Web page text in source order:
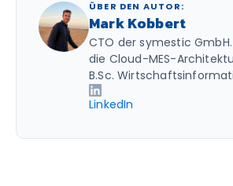
ÜBER DEN AUTOR:
Mark Kobbert
CTO der symestic
die Cloud-MES-
B.Sc.
LinkedIn